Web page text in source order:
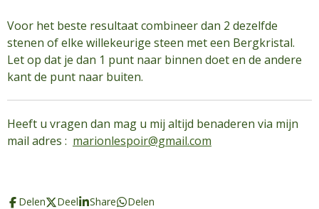
Voor het beste resultaat combineer dan 2 dezelfde
stenen of elke willekeurige steen met een Bergkristal.
Let op dat je dan 1 punt naar binnen doet en de andere
kant de punt naar buiten.
Heeft u vragen dan mag u mij altijd benaderen via mijn
mail adres : marionlespoir@gmail.com
Delen Deel Share Delen